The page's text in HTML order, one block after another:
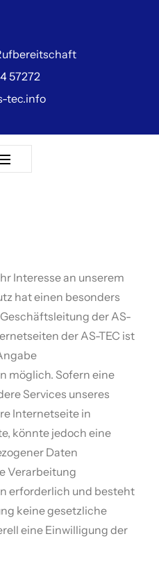
57272
tec.info
Interesse an unserem
hat einen besonders
der AS-
der AS-TEC ist
möglich. Sofern eine
Services unseres
Internetseite in
könnte jedoch eine
Daten
Verarbeitung
erforderlich und besteht
keine gesetzliche
eine Einwilligung der